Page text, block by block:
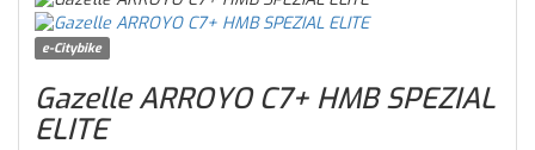
e-Citybike
Gazelle ARROYO C7+ HMB SPEZIAL
ELITE